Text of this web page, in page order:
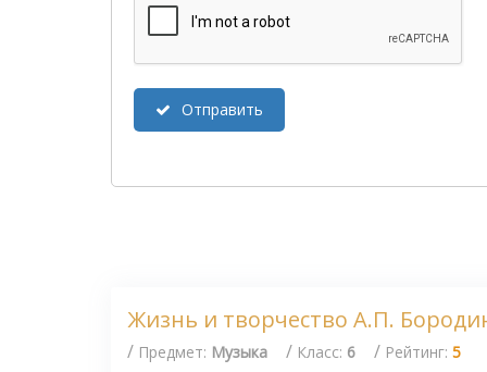
Отправить
Жизнь и творчество А.П.
/ Предмет: Музыка / Класс: 6 / Рейтинг: 5